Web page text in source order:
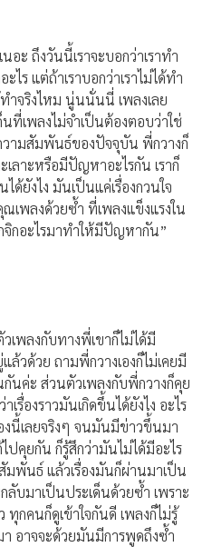
ะ ถึงวันนี้เราจะบอกว่าเราทำ
ไร แต่ถ้าเราบอกว่าเราไม่ได้ทำ
ำจริงไหม นู่นนั่นนี่ เพลงเลย
ที่เพลงไม่จำเป็นต้องตอบว่าใช่
วามสัมพันธ์ของปัจจุบัน พี่กวางก็
เลาะหรือมีปัญหาอะไรกัน เราก็
ด้ยังไง มันเป็นแค่เรื่องกวนใจ
เพลงด้วยซ้ำ ที่เพลงแข็งแรงใน
จิกอะไรมาทำให้มีปัญหากัน”
เพลงกับทางพี่เขาก็ไม่ได้มี
ด้วย ถามพี่กวางเองก็ไม่เคยมี
นค่ะ ส่วนตัวเพลงกับพี่กวางก็คุย
รื่องราวมันเกิดขึ้นได้ยังไง อะไร
งนี้เลยจริงๆ จนมันมีข่าวขึ้นมา
คุยกัน ก็รู้สึกว่ามันไม่ได้มีอะไร
พันธ์ แล้วเรื่องมันก็ผ่านมาเป็น
ลับมาเป็นประเด็นด้วยซ้ำ เพราะ
กคนก็ดูเข้าใจกันดี เพลงก็ไม่รู้
อาจจะด้วยมันมีการพูดถึงซ้ำ